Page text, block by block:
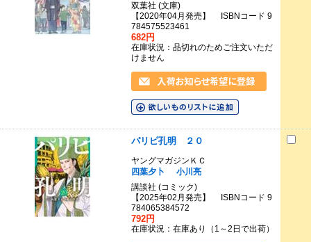
双葉社 (文庫)
【2020年04月発売】 ISBNコード 9
784575523461
682円
在庫状況：品切れのためご注文いただ
けません
パリピ孔明 ２０
ヤングマガジンＫＣ
四葉夕卜
小川亮
講談社 (コミック)
【2025年02月発売】 ISBNコード 9
784065384572
792円
在庫状況：在庫あり（1～2日で出荷）